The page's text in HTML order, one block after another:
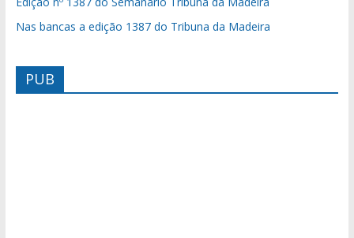
Nas bancas a edição 1387 do Tribuna da Madeira
PUB